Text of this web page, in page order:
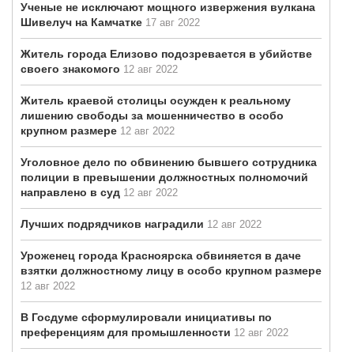
Ученые не исключают мощного извержения вулкана
Шивелуч на Камчатке 17 авг 2022
Житель города Елизово подозревается в убийстве
своего знакомого 12 авг 2022
Житель краевой столицы осужден к реальному
лишению свободы за мошенничество в особо
крупном размере 12 авг 2022
Уголовное дело по обвинению бывшего сотрудника
полиции в превышении должностных полномочий
направлено в суд 12 авг 2022
Лучших подрядчиков наградили 12 авг 2022
Уроженец города Красноярска обвиняется в даче
взятки должностному лицу в особо крупном размере
12 авг 2022
В Госдуме сформулировали инициативы по
преференциям для промышленности 12 авг 2022